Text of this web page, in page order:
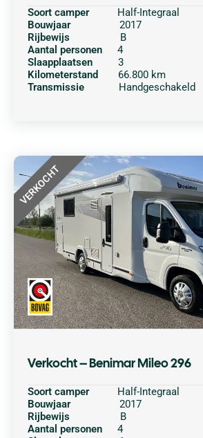
Soort camper
Half-Integraal
Bouwjaar
2017
Rijbewijs
B
Aantal personen
4
Slaapplaatsen
3
Kilometerstand
66.800 km
Transmissie
Handgeschakeld
VERKOCHT
Verkocht – Benimar Mileo 296
Soort camper
Half-Integraal
Bouwjaar
2017
Rijbewijs
B
Aantal personen
4